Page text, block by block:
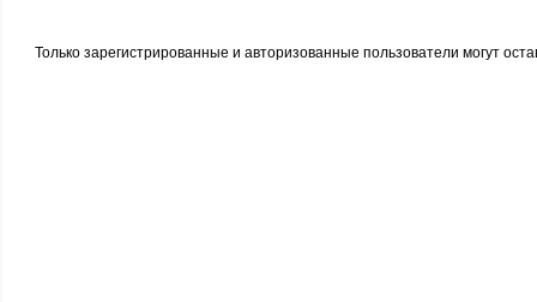
Только зарегистрированные и авторизованные пользователи могут